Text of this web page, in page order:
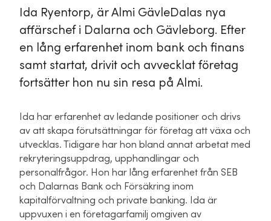
Ida Ryentorp, är Almi GävleDalas nya
affärschef i Dalarna och Gävleborg. Efter
en lång erfarenhet inom bank och finans
samt startat, drivit och avvecklat företag
fortsätter hon nu sin resa på Almi.
Ida har erfarenhet av ledande positioner och drivs
av att skapa förutsättningar för företag att växa och
utvecklas. Tidigare har hon bland annat arbetat med
rekryteringsuppdrag, upphandlingar och
personalfrågor. Hon har lång erfarenhet från SEB
och Dalarnas Bank och Försäkring inom
kapitalförvaltning och private banking. Ida är
uppvuxen i en företagarfamilj omgiven av